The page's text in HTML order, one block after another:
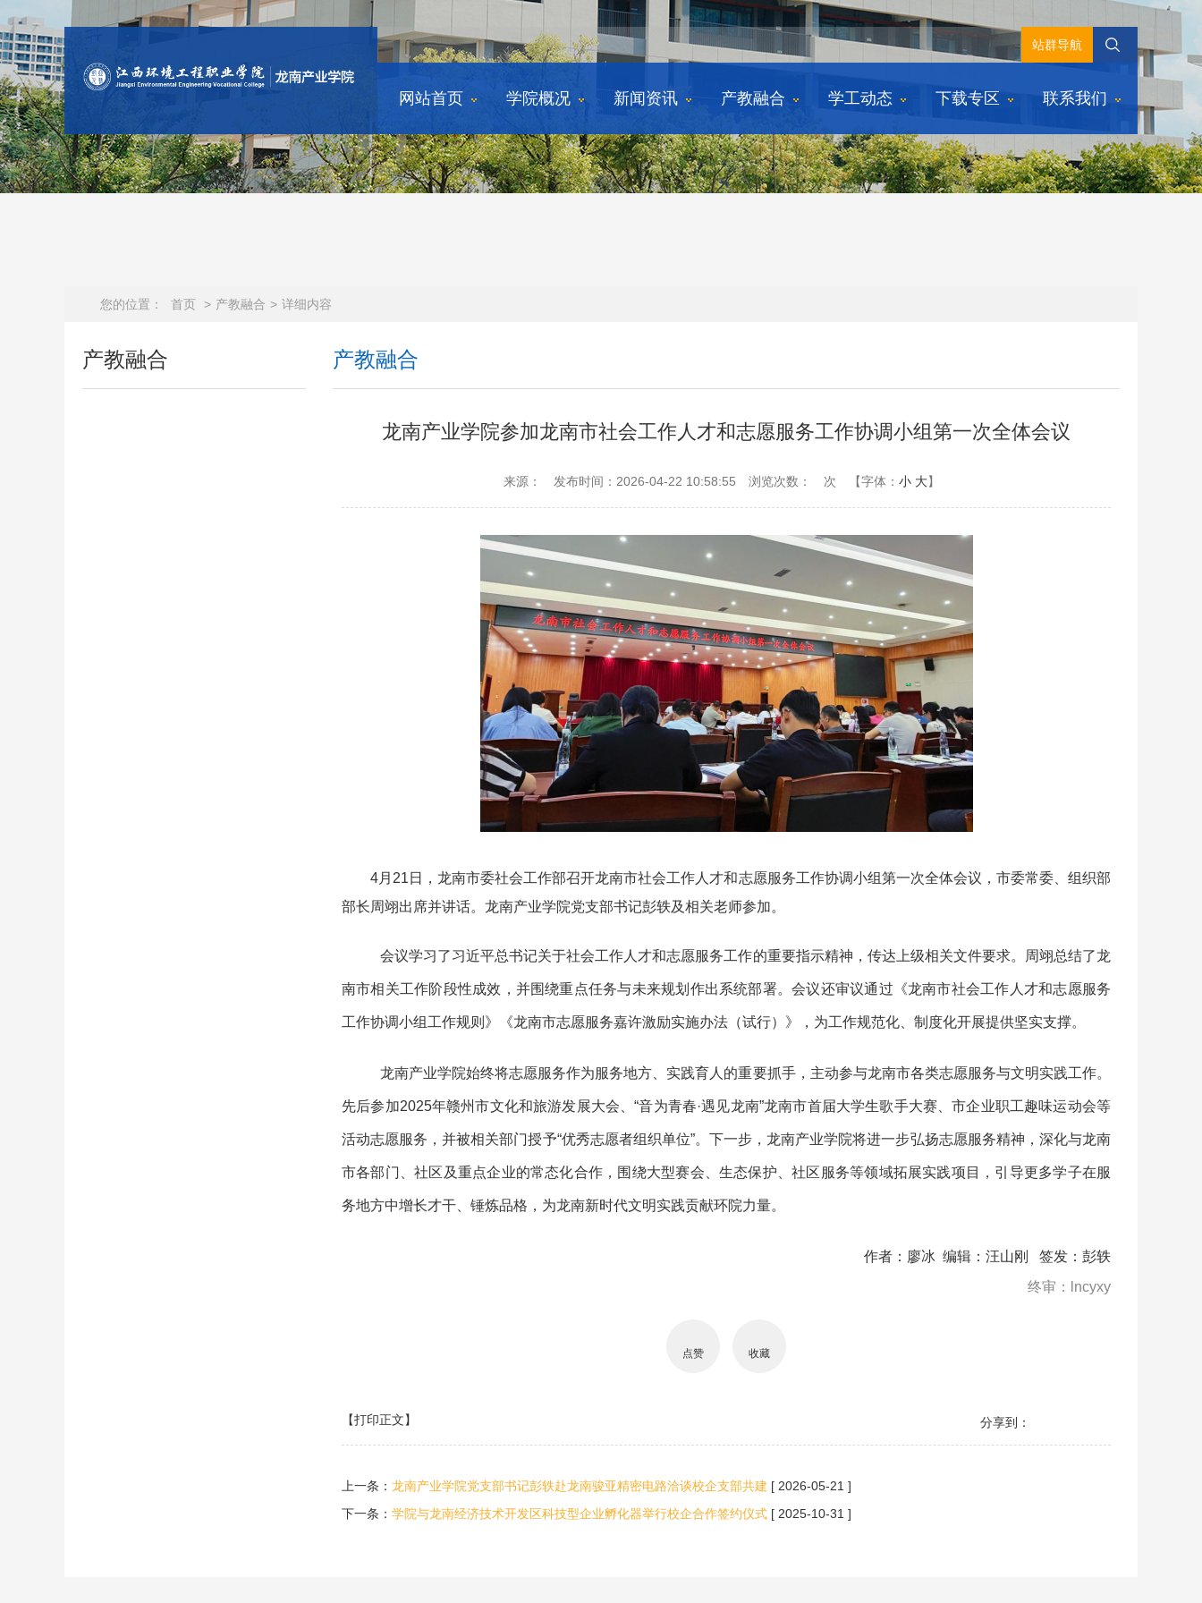
站群导航
网站首页 学院概况 新闻资讯 产教融合 学工动态 下载专区 联系我们
您的位置： 首页 > 产教融合 > 详细内容
产教融合 产教融合
龙南产业学院参加龙南市社会工作人才和志愿服务工作协调小组第一次全体会议
来源： 发布时间：2026-04-22 10:58:55 浏览次数： 次 【字体： 小 大】
4月21日，龙南市委社会工作部召开龙南市社会工作人才和志愿服务工作协调小组第一次全体会议，市委常委、组织部
部长周翊出席并讲话。龙南产业学院党支部书记彭轶及相关老师参加。
会议学习了习近平总书记关于社会工作人才和志愿服务工作的重要指示精神，传达上级相关文件要求。周翊总结了龙
南市相关工作阶段性成效，并围绕重点任务与未来规划作出系统部署。会议还审议通过《龙南市社会工作人才和志愿服务
工作协调小组工作规则》《龙南市志愿服务嘉许激励实施办法（试行）》，为工作规范化、制度化开展提供坚实支撑。
龙南产业学院始终将志愿服务作为服务地方、实践育人的重要抓手，主动参与龙南市各类志愿服务与文明实践工作。
先后参加2025年赣州市文化和旅游发展大会、“音为青春·遇见龙南”龙南市首届大学生歌手大赛、市企业职工趣味运动会等
活动志愿服务，并被相关部门授予“优秀志愿者组织单位”。下一步，龙南产业学院将进一步弘扬志愿服务精神，深化与龙南
市各部门、社区及重点企业的常态化合作，围绕大型赛会、生态保护、社区服务等领域拓展实践项目，引导更多学子在服
务地方中增长才干、锤炼品格，为龙南新时代文明实践贡献环院力量。
作者：廖冰 编辑：汪山刚 签发：彭轶
终审：lncyxy
点赞 收藏
分享到：
【打印正文】
上一条： 龙南产业学院党支部书记彭轶赴龙南骏亚精密电路洽谈校企支部共建 [ 2026-05-21 ]
下一条： 学院与龙南经济技术开发区科技型企业孵化器举行校企合作签约仪式 [ 2025-10-31 ]